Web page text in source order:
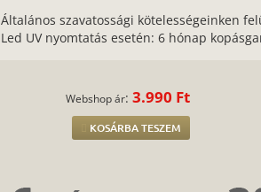
Általános szavatossági kötelességeinken
Led UV nyomtatás esetén: 6 hónap
Webshop ár:3.990 Ft
KOSÁRBA TESZEM